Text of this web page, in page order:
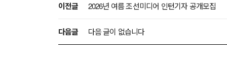
이전글 2026년 여름 조선미디어 인턴기자 공개모집
다음글 다음 글이 없습니다